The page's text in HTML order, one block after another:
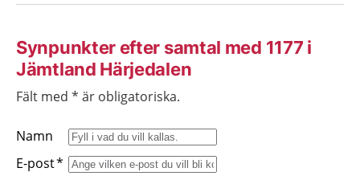
Synpunkter efter samtal med 1177 i
Jämtland Härjedalen
Fält med * är obligatoriska.
Namn
E-post